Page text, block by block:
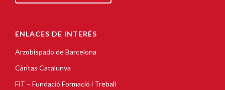
ENLACES DE INTERÉS
Arzobispado de Barcelona
Càritas Catalunya
FiT – Fundació Formació i Treball